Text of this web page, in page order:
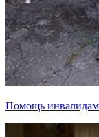
Помощь